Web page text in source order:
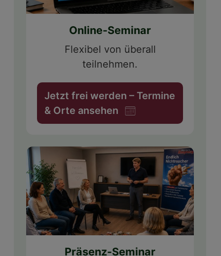
Online-Seminar
Flexibel von überall
teilnehmen.
Jetzt frei werden – Termine
& Orte ansehen
Präsenz-Seminar